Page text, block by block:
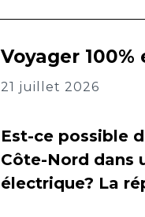
Voyager
21 juillet 2026
Est-ce possible
Côte-Nord dans
électrique? La